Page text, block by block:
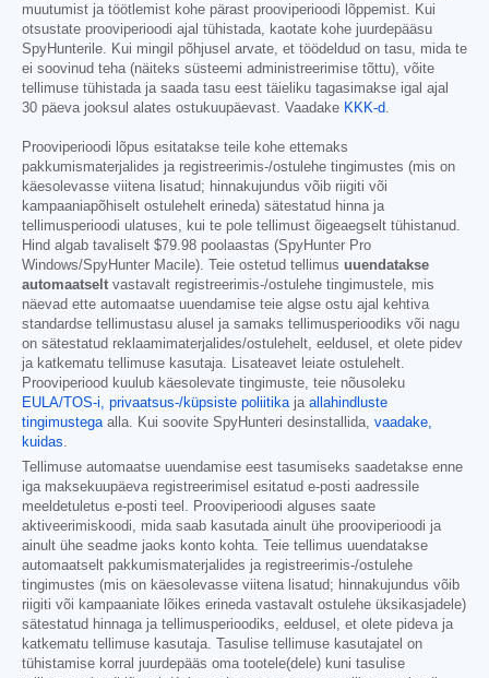
muutumist ja töötlemist kohe pärast prooviperioodi lõppemist. Kui
otsustate prooviperioodi ajal tühistada, kaotate kohe juurdepääsu
SpyHunterile. Kui mingil põhjusel arvate, et töödeldud on tasu, mida te
ei soovinud teha (näiteks süsteemi administreerimise tõttu), võite
tellimuse tühistada ja saada tasu eest täieliku tagasimakse igal ajal
30 päeva jooksul alates ostukuupäevast. Vaadake KKK-d.
Prooviperioodi lõpus esitatakse teile kohe ettemaks
pakkumismaterjalides ja registreerimis-/ostulehe tingimustes (mis on
käesolevasse viitena lisatud; hinnakujundus võib riigiti või
kampaaniapõhiselt ostulehelt erineda) sätestatud hinna ja
tellimusperioodi ulatuses, kui te pole tellimust õigeaegselt tühistanud.
Hind algab tavaliselt $79.98 poolaastas (SpyHunter Pro
Windows/SpyHunter Macile). Teie ostetud tellimus uuendatakse
automaatselt vastavalt registreerimis-/ostulehe tingimustele, mis
näevad ette automaatse uuendamise teie algse ostu ajal kehtiva
standardse tellimustasu alusel ja samaks tellimusperioodiks või nagu
on sätestatud reklaamimaterjalides/ostulehelt, eeldusel, et olete pidev
ja katkematu tellimuse kasutaja. Lisateavet leiate ostulehelt.
Prooviperiood kuulub käesolevate tingimuste, teie nõusoleku
EULA/TOS-i, privaatsus-/küpsiste poliitikaja allahindluste
tingimustegaalla. Kui soovite SpyHunteri desinstallida, vaadake,
kuidas.
Tellimuse automaatse uuendamise eest tasumiseks saadetakse enne
iga maksekuupäeva registreerimisel esitatud e-posti aadressile
meeldetuletus e-posti teel. Prooviperioodi alguses saate
aktiveerimiskoodi, mida saab kasutada ainult ühe prooviperioodi ja
ainult ühe seadme jaoks konto kohta. Teie tellimus uuendatakse
automaatselt pakkumismaterjalides ja registreerimis-/ostulehe
tingimustes (mis on käesolevasse viitena lisatud; hinnakujundus võib
riigiti või kampaaniate lõikes erineda vastavalt ostulehe üksikasjadele)
sätestatud hinnaga ja tellimusperioodiks, eeldusel, et olete pideva ja
katkematu tellimuse kasutaja. Tasulise tellimuse kasutajatel on
tühistamise korral juurdepääs oma tootele(dele) kuni tasulise